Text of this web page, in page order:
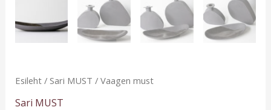
Esileht/ Sari MUST / Vaagen must
Sari MUST